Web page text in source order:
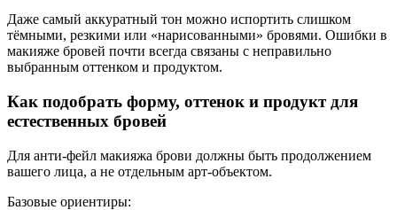
Даже самый аккуратный тон можно испортить слишком
тёмными, резкими или «нарисованными» бровями. Ошибки в
макияже бровей почти всегда связаны с неправильно
выбранным оттенком и продуктом.
Как подобрать форму, оттенок и продукт для
естественных бровей
Для анти-фейл макияжа брови должны быть продолжением
вашего лица, а не отдельным арт-объектом.
Базовые ориентиры: